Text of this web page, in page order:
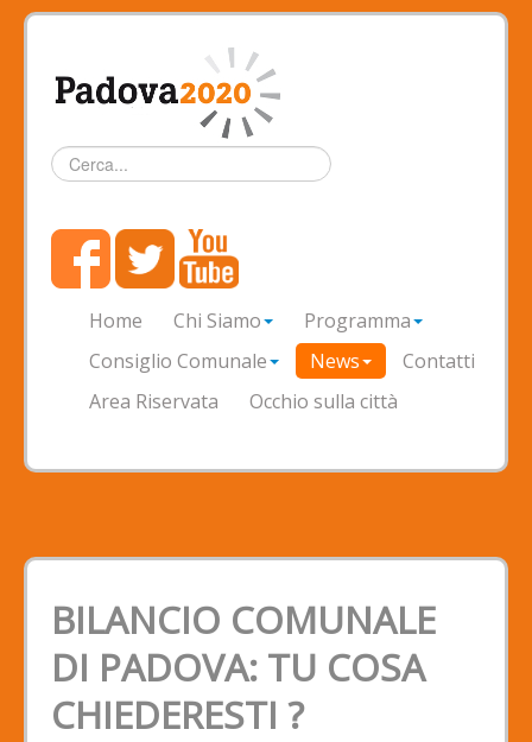
Cerca...
Home Chi Siamo
Programma
Consiglio Comunale
News
Contatti
Area Riservata
Occhio sulla città
BILANCIO COMUNALE
DI PADOVA: TU COSA
CHIEDERESTI ?